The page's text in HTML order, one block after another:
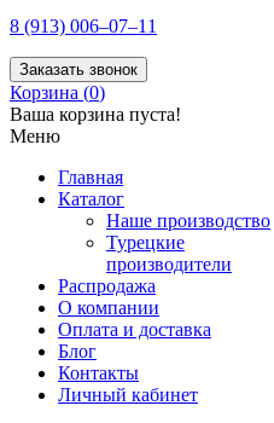
8 (913) 006–07–11
Заказать звонок
Корзина (0)
Ваша корзина пуста!
Меню
Главная
Каталог
Наше производство
Турецкие
производители
Распродажа
О компании
Оплата и доставка
Блог
Контакты
Личный кабинет